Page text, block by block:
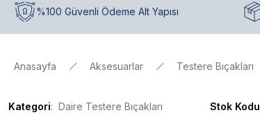
%100 Güvenli Ödeme Alt Yapısı
Anasayfa Aksesuarlar Testere Bıçakları
Kategori Daire Testere Bıçakları Stok Kodu